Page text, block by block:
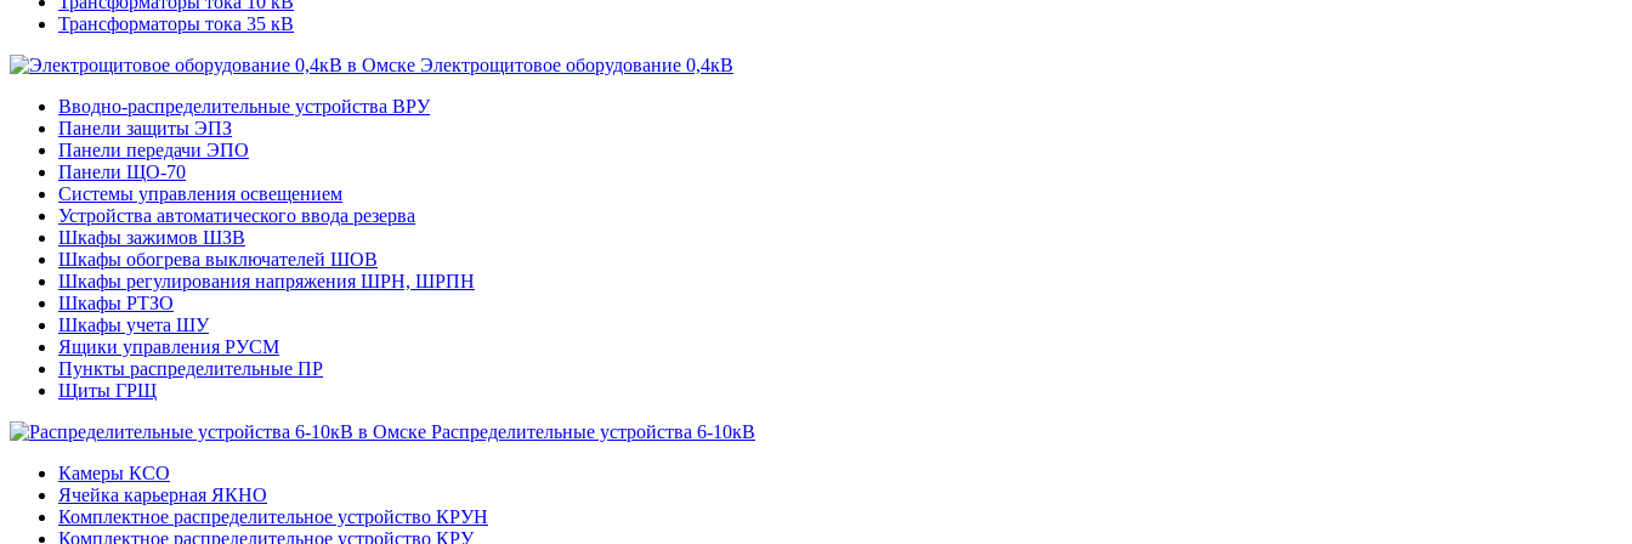
Трансформаторы тока 35 кВ
Электрощитовое оборудование 0,4кВ
Вводно-распределительные устройства ВРУ
Панели защиты ЭПЗ
Панели передачи ЭПО
Панели ЩО-70
Системы управления освещением
Устройства автоматического ввода резерва
Шкафы зажимов ШЗВ
Шкафы обогрева выключателей ШОВ
Шкафы регулирования напряжения ШРН, ШРПН
Шкафы РТЗО
Шкафы учета ШУ
Ящики управления РУСМ
Пункты распределительные ПР
Щиты ГРЩ
Распределительные устройства 6-10кВ
Камеры КСО
Ячейка карьерная ЯКНО
Комплектное распределительное устройство КРУН
Комплектное распределительное устройство КРУ